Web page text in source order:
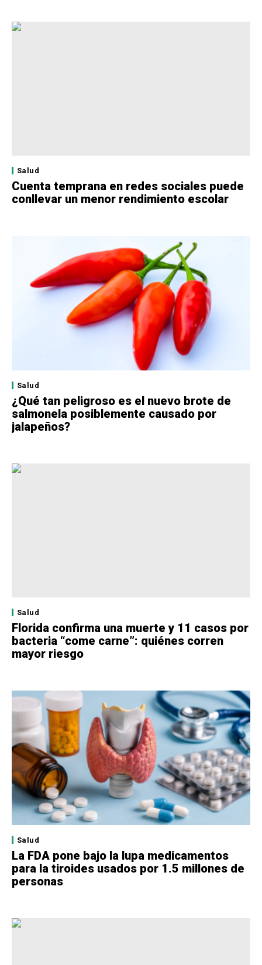
Salud
Cuenta temprana en redes sociales puede
conllevar un menor rendimiento escolar
Salud
¿Qué tan peligroso es el nuevo brote de
salmonela posiblemente causado por
jalapeños?
Salud
Florida confirma una muerte y 11 casos por
bacteria “come carne”: quiénes corren
mayor riesgo
Salud
La FDA pone bajo la lupa medicamentos
para la tiroides usados por 1.5 millones de
personas